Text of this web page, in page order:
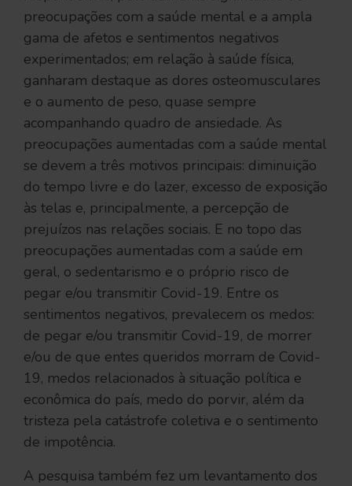
preocupações com a saúde mental e a ampla
gama de afetos e sentimentos negativos
experimentados; em relação à saúde física,
ganharam destaque as dores osteomusculares
e o aumento de peso, quase sempre
acompanhando quadro de ansiedade. As
preocupações aumentadas com a saúde mental
se devem a três motivos principais: diminuição
do tempo livre e do lazer, excesso de exposição
às telas e, principalmente, a percepção de
prejuízos nas relações sociais. E no topo das
preocupações aumentadas com a saúde em
geral, o sedentarismo e o próprio risco de
pegar e/ou transmitir Covid-19. Entre os
sentimentos negativos, prevalecem os medos:
de pegar e/ou transmitir Covid-19, de morrer
e/ou de que entes queridos morram de Covid-
19, medos relacionados à situação política e
econômica do país, medo do porvir, além da
tristeza pela catástrofe coletiva e o sentimento
de impotência.
A pesquisa também fez um levantamento dos